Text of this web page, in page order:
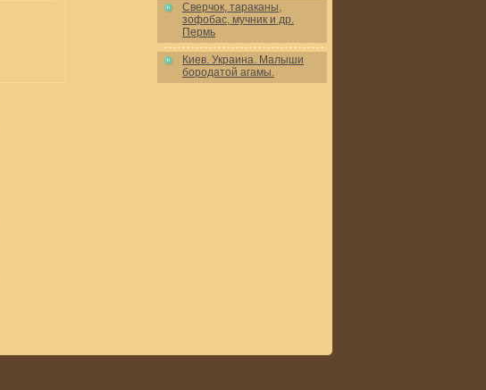
Сверчок, тараканы,
зофобас, мучник и др.
Пермь
Киев. Украина. Малыши
бородатой агамы.